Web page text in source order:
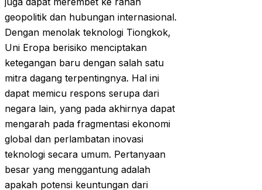
geopolitik dan hubungan internasional.
Dengan menolak teknologi Tiongkok,
Uni Eropa berisiko menciptakan
ketegangan baru dengan salah satu
mitra dagang terpentingnya. Hal ini
dapat memicu respons serupa dari
negara lain, yang pada akhirnya dapat
mengarah pada fragmentasi ekonomi
global dan perlambatan inovasi
teknologi secara umum. Pertanyaan
besar yang menggantung adalah
apakah potensi keuntungan dari